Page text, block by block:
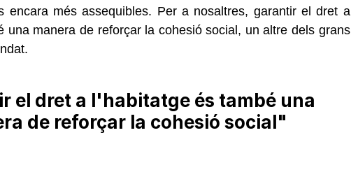
encara més assequibles. Per a nosaltres, garantir el dret a
una manera de reforçar la cohesió social, un altre dels grans
el dret a l'habitatge és també una
de reforçar la cohesió social"